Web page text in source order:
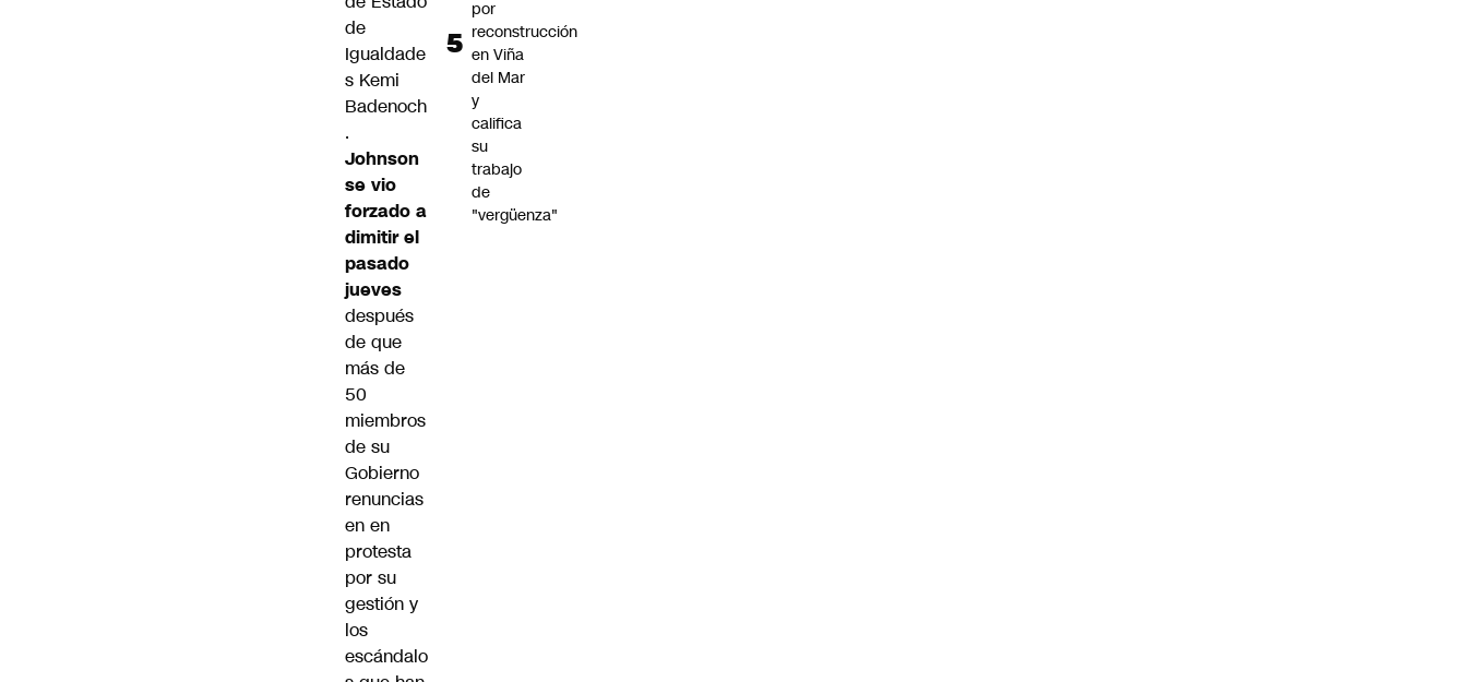
de
Igualdade
s Kemi
Badenoch
.
Johnson
se vio
forzado a
dimitir el
pasado
jueves
después
de que
más de
50
miembros
de su
Gobierno
renuncias
en en
protesta
por su
gestión y
los
escándalo
por
reconstrucción
en Viña
del Mar
y
califica
su
trabajo
de
"vergüenza"